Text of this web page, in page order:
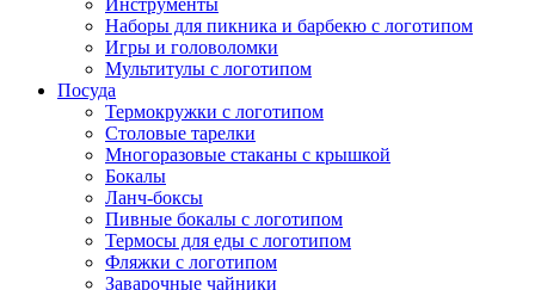
Инструменты
Наборы для пикника и барбекю с логотипом
Игры и головоломки
Мультитулы с логотипом
Посуда
Термокружки с логотипом
Столовые тарелки
Многоразовые стаканы с крышкой
Бокалы
Ланч-боксы
Пивные бокалы с логотипом
Термосы для еды с логотипом
Фляжки с логотипом
Заварочные чайники